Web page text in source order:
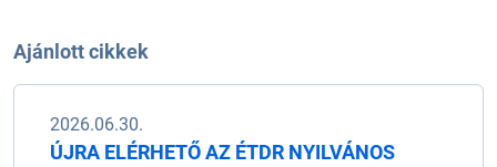
Ajánlott cikkek
2026.06.30.
ÚJRA ELÉRHETŐ AZ ÉTDR NYILVÁNOS